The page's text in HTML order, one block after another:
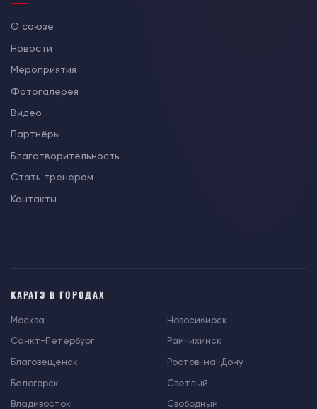
О союзе
Новости
Мероприятия
Фотогалерея
Видео
Партнёры
Благотворительность
Стать тренером
Контакты
КАРАТЭ В ГОРОДАХ
Москва
Санкт-Петербург
Благовещенск
Белогорск
Владивосток
Новосибирск
Райчихинск
Ростов-на-Дону
Светлый
Свободный